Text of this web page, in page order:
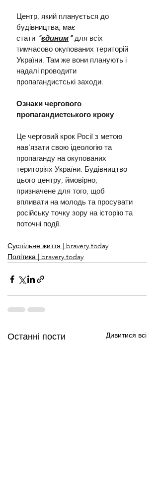
Центр, який планується до
будівництва, має
стати "єдиним " для всіх
тимчасово окупованих територій
України. Там же вони планують і
надалі проводити
пропагандистські заходи.
Ознаки чергового
пропагандистського кроку
Це черговий крок Росії з метою
нав'язати свою ідеологію та
пропаганду на окупованих
територіях України. Будівництво
цього центру, ймовірно,
призначене для того, щоб
впливати на молодь та просувати
російську точку зору на історію та
поточні події.
Суспільне життя | bravery.today
Політика | bravery.today
Останні пости Дивитися всі